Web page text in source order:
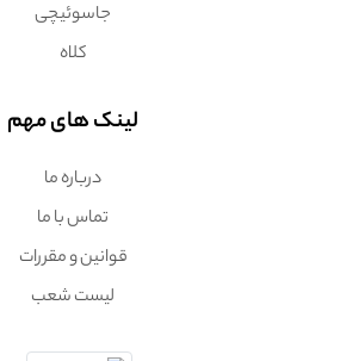
جاسوئیچی
کلاه
لینک های مهم
درباره ما
تماس با ما
قوانین و مقررات
لیست شعب